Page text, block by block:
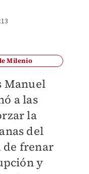
Milenio
Manuel
a las
la
del
de frenar
y